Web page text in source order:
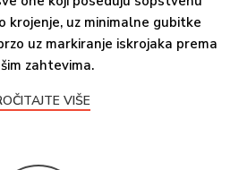
krojenje, uz minimalne gubitke
uz markiranje iskrojaka prema
zahtevima.
VIŠE